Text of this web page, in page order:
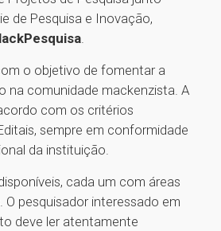
de Pesquisa e Inovação,
.
o objetivo de fomentar a
na comunidade mackenzista. A
com os critérios
sempre em conformidade
da instituição.
cada um com áreas
O pesquisador interessado em
deve ler atentamente